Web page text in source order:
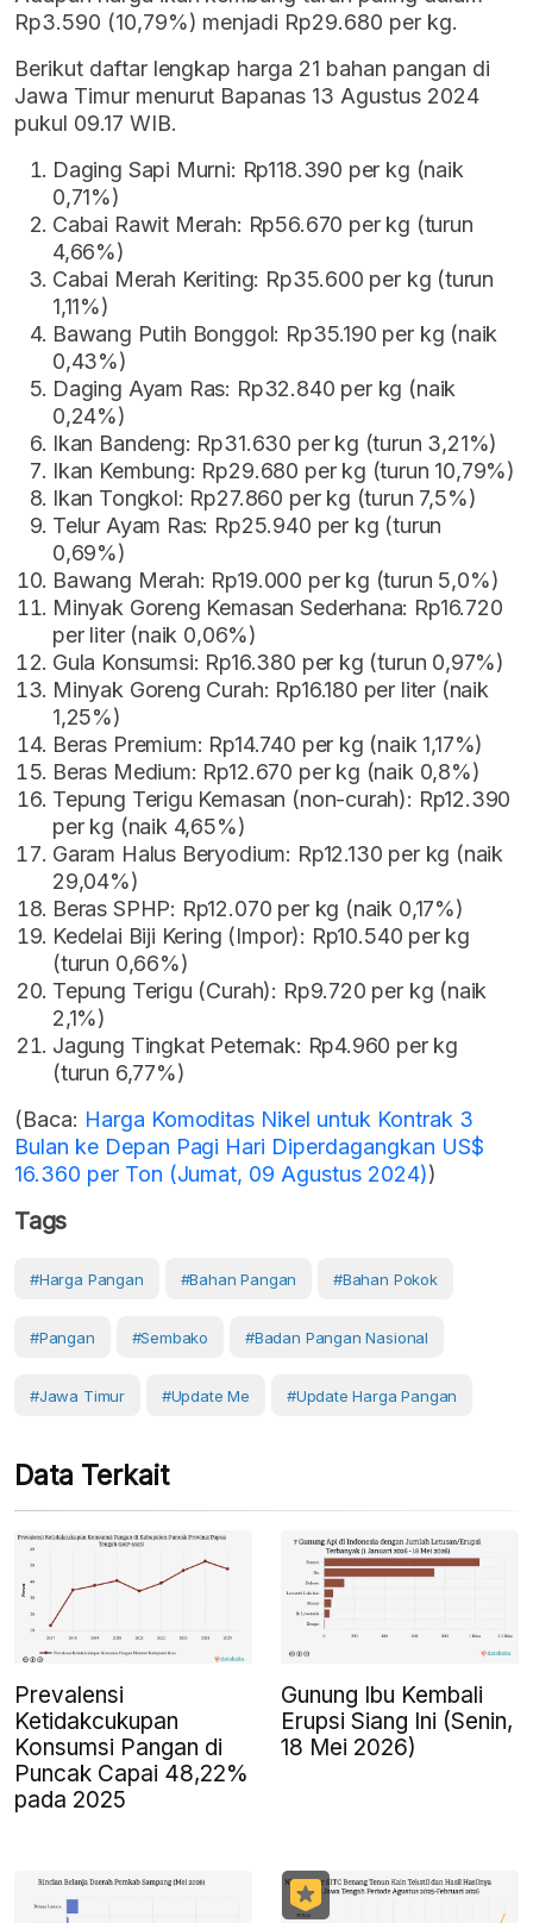
Rp3.590 (10,79%) menjadi Rp29.680 per kg.
Berikut daftar lengkap harga 21 bahan pangan di
Jawa Timur menurut Bapanas 13 Agustus 2024
pukul 09.17 WIB.
Daging Sapi Murni: Rp118.390 per kg (naik
0,71%)
Cabai Rawit Merah: Rp56.670 per kg (turun
4,66%)
Cabai Merah Keriting: Rp35.600 per kg (turun
1,11%)
Bawang Putih Bonggol: Rp35.190 per kg (naik
0,43%)
Daging Ayam Ras: Rp32.840 per kg (naik
0,24%)
Ikan Bandeng: Rp31.630 per kg (turun 3,21%)
Ikan Kembung: Rp29.680 per kg (turun 10,79%)
Ikan Tongkol: Rp27.860 per kg (turun 7,5%)
Telur Ayam Ras: Rp25.940 per kg (turun
0,69%)
Bawang Merah: Rp19.000 per kg (turun 5,0%)
Minyak Goreng Kemasan Sederhana: Rp16.720
per liter (naik 0,06%)
Gula Konsumsi: Rp16.380 per kg (turun 0,97%)
Minyak Goreng Curah: Rp16.180 per liter (naik
1,25%)
Beras Premium: Rp14.740 per kg (naik 1,17%)
Beras Medium: Rp12.670 per kg (naik 0,8%)
Tepung Terigu Kemasan (non-curah): Rp12.390
per kg (naik 4,65%)
Garam Halus Beryodium: Rp12.130 per kg (naik
29,04%)
Beras SPHP: Rp12.070 per kg (naik 0,17%)
Kedelai Biji Kering (Impor): Rp10.540 per kg
(turun 0,66%)
Tepung Terigu (Curah): Rp9.720 per kg (naik
2,1%)
Jagung Tingkat Peternak: Rp4.960 per kg
(turun 6,77%)
(Baca: Harga Komoditas Nikel untuk Kontrak 3
Bulan ke Depan Pagi Hari Diperdagangkan US$
16.360 per Ton (Jumat, 09 Agustus 2024))
Tags
#Harga Pangan #Bahan Pangan #Bahan Pokok
#Pangan #Sembako #Badan Pangan Nasional
#Jawa Timur #Update Me #Update Harga Pangan
Data Terkait
Prevalensi
Ketidakcukupan
Konsumsi Pangan di
Puncak Capai 48,22%
pada 2025
Gunung Ibu Kembali
Erupsi Siang Ini (Senin,
18 Mei 2026)